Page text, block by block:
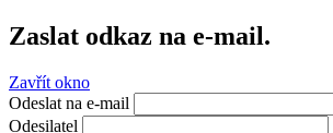
Zaslat odkaz na e-mail.
Zavřít okno
Odeslat na e-mail
Odesilatel